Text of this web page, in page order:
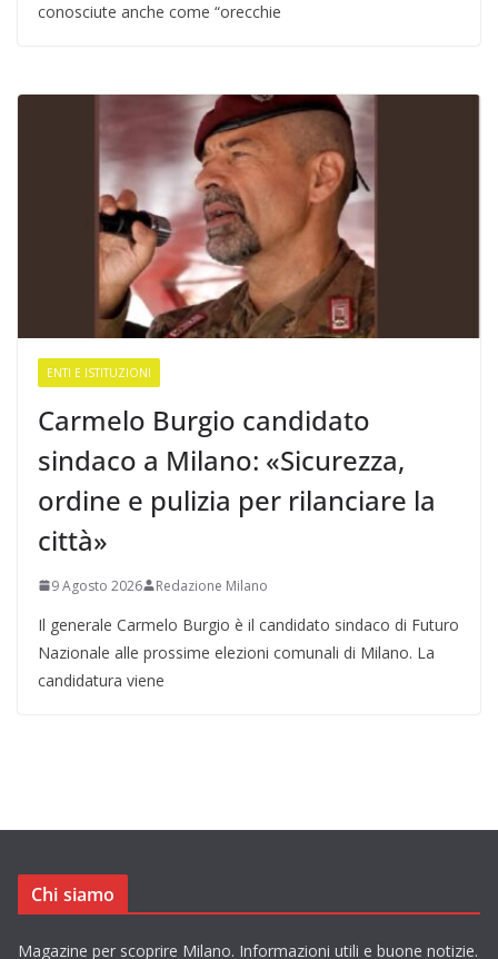
conosciute anche come “orecchie
ENTI E ISTITUZIONI
Carmelo Burgio candidato
sindaco a Milano: «Sicurezza,
ordine e pulizia per rilanciare la
città»
9 Agosto 2026 Redazione Milano
Il generale Carmelo Burgio è il candidato sindaco di Futuro
Nazionale alle prossime elezioni comunali di Milano. La
candidatura viene
Chi siamo
Magazine per scoprire Milano. Informazioni utili e buone notizie.